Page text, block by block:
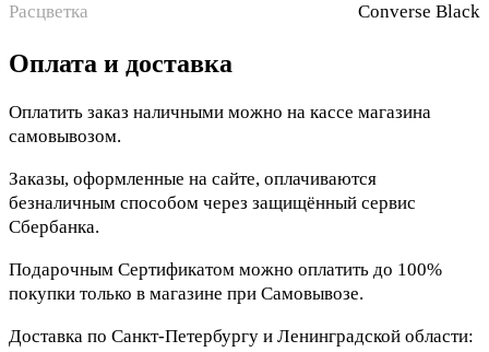
Расцветка
Converse Black
Оплата и доставка
Оплатить заказ наличными можно на кассе магазина
самовывозом.
Заказы, оформленные на сайте, оплачиваются
безналичным способом через защищённый сервис
Сбербанка.
Подарочным Сертификатом можно оплатить до 100%
покупки только в магазине при Самовывозе.
Доставка по Санкт-Петербургу и Ленинградской области: